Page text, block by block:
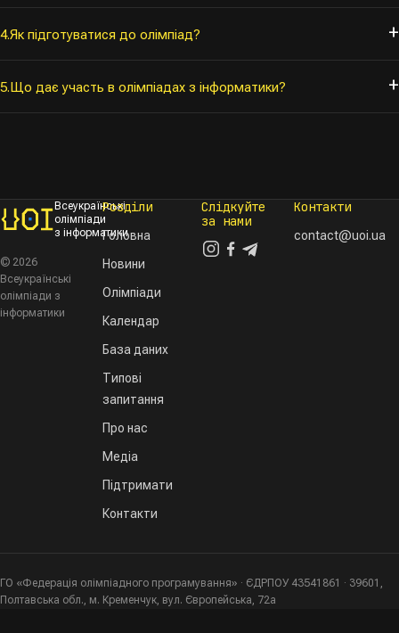
4.Як підготуватися до олімпіад?
5.Що дає участь в олімпіадах з інформатики?
Всеукраїнські
олімпіади
з інформатики
© 2026
Всеукраїнські
олімпіади з
інформатики
Розділи
Головна
Новини
Олімпіади
Календар
База даних
Типові
запитання
Про нас
Медіа
Підтримати
Контакти
Слідкуйте
за нами
Контакти
contact@uoi.ua
ГО «Федерація олімпіадного програмування» · ЄДРПОУ 43541861 · 39601,
Полтавська обл., м. Кременчук, вул. Європейська, 72а